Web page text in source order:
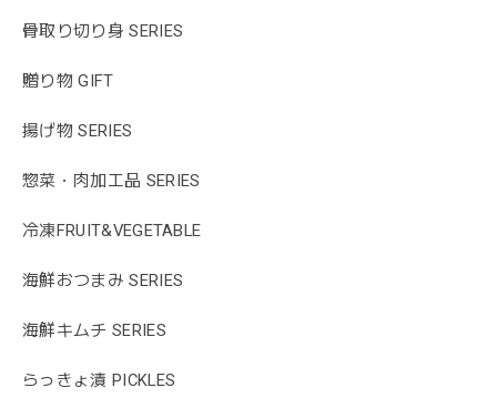
骨取り切り身 SERIES
贈り物 GIFT
揚げ物 SERIES
惣菜・肉加工品 SERIES
冷凍FRUIT&VEGETABLE
海鮮おつまみ SERIES
海鮮キムチ SERIES
らっきょ漬 PICKLES